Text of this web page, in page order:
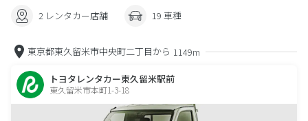
2 レンタカー店舗 19 車種
東京都東久留米市中央町二丁目から 1149m
トヨタレンタカー東久留米駅前
東久留米市本町1-3-18